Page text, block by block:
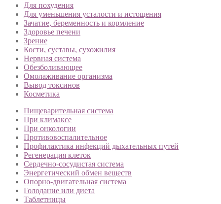
Для похудения
Для уменьшения усталости и истощения
Зачатие, беременность и кормление
Здоровье печени
Зрение
Кости, суставы, сухожилия
Нервная система
Обезболивающее
Омолаживание организма
Вывод токсинов
Косметика
Пищеварительная система
При климаксе
При онкологии
Противовоспалительное
Профилактика инфекций дыхательных путей
Регенерация клеток
Сердечно-сосудистая система
Энергетический обмен веществ
Опорно-двигательная система
Голодание или диета
Таблетницы